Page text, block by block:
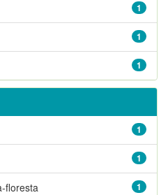
1
1
1
1
1
1
floresta